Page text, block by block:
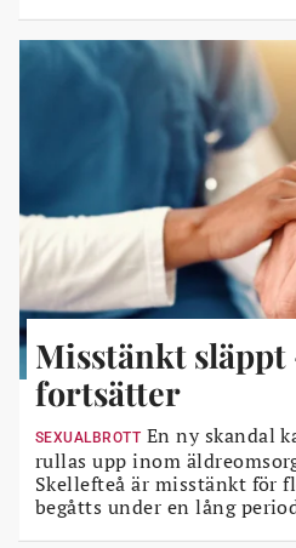
Misstänkt
fortsätter
SEXUALBROTT En ny skandal
rullas upp inom
Skellefteå är misstänkt för
begåtts under en lång